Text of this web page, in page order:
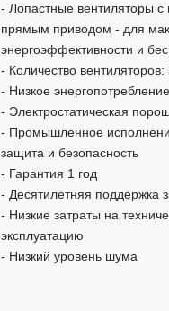
- Лопастные вентиляторы с
прямым приводом - для
энергоэффективности и
- Количество вентиляторов:
- Низкое энергопотребление
- Электростатическая
- Промышленное
защита и безопасность
- Гарантия 1 год
- Десятилетняя поддержка
- Низкие затраты на
эксплуатацию
- Низкий уровень шума